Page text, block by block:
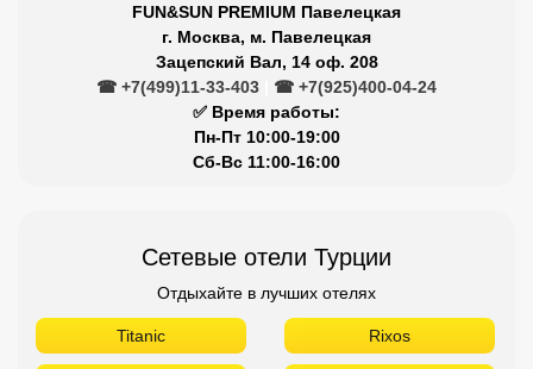
FUN&SUN PREMIUM Павелецкая
г. Москва, м. Павелецкая
Зацепский Вал, 14 оф. 208
☎ +7(499)11-33-403
☎ +7(925)400-04-24
✅ Время работы:
Пн-Пт 10:00-19:00
Сб-Вс 11:00-16:00
Сетевые отели Турции
Отдыхайте в лучших отелях
Titanic Rixos